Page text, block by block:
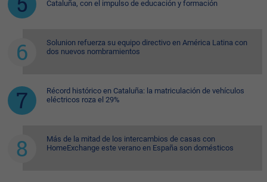
Cataluña, con el impulso de educación y formación
Solunion refuerza su equipo directivo en América Latina con
dos nuevos nombramientos
Récord histórico en Cataluña: la matriculación de vehículos
eléctricos roza el 29%
Más de la mitad de los intercambios de casas con
HomeExchange este verano en España son domésticos